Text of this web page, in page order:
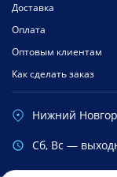
Доставка
Оплата
Оптовым клиентам
Как сделать заказ
Нижний
Cб, Вс —